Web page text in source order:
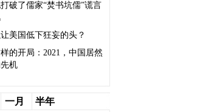
破了儒家“焚书坑儒”谎言
美国低下狂妄的头？
的开局：2021，中国居然
机
一月 半年